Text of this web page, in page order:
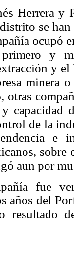
Herrera y
se
ocupó
y
y
minera
otras
capacidad
de la
e
aun por
fue
años del
resultado